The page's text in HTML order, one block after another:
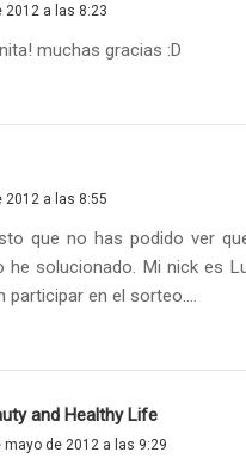
2012 a las 8:23
muchas gracias :D
2012 a las 8:55
que no has podido ver
he solucionado. Mi nick es
participar en el sorteo....
and Healthy Life
mayo de 2012 a las 9:29